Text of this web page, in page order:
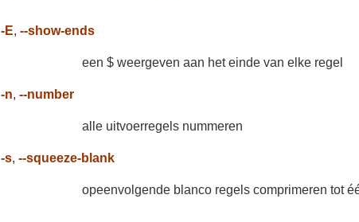
-E,--show-ends
een $ weergeven aan het einde van elke regel
-n,--number
alle uitvoerregels nummeren
-s,--squeeze-blank
opeenvolgende blanco regels comprimeren tot